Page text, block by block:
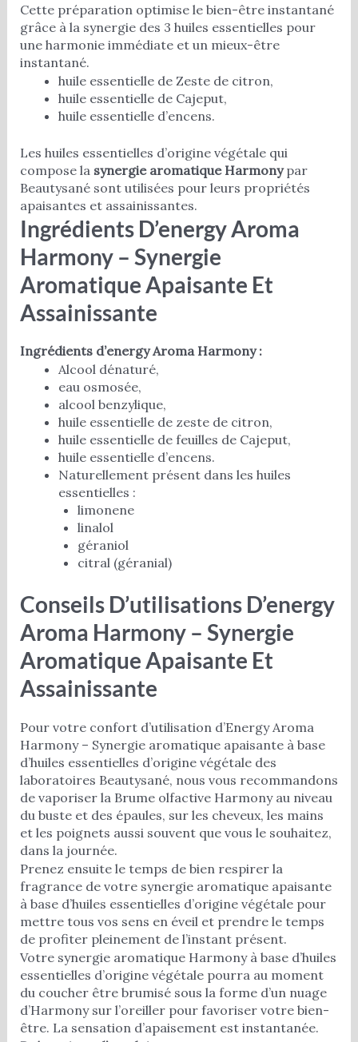
Cette préparation optimise le bien-être instantané
grâce à la synergie des 3 huiles essentielles pour
une harmonie immédiate et un mieux-être
instantané.
huile essentielle de Zeste de citron,
huile essentielle de Cajeput,
huile essentielle d’encens.
Les huiles essentielles d’origine végétale qui
compose la synergie aromatique Harmonypar
Beautysané sont utilisées pour leurs propriétés
apaisantes et assainissantes.
Ingrédients D’energy Aroma
Harmony – Synergie
Aromatique Apaisante Et
Assainissante
Ingrédients d’energy Aroma Harmony :
Alcool dénaturé,
eau osmosée,
alcool benzylique,
huile essentielle de zeste de citron,
huile essentielle de feuilles de Cajeput,
huile essentielle d’encens.
Naturellement présent dans les huiles
essentielles :
limonene
linalol
géraniol
citral (géranial)
Conseils D’utilisations D’energy
Aroma Harmony – Synergie
Aromatique Apaisante Et
Assainissante
Pour votre confort d’utilisation d’Energy Aroma
Harmony – Synergie aromatique apaisante à base
d’huiles essentielles d’origine végétale des
laboratoires Beautysané, nous vous recommandons
de vaporiser la Brume olfactive Harmony au niveau
du buste et des épaules, sur les cheveux, les mains
et les poignets aussi souvent que vous le souhaitez,
dans la journée.
Prenez ensuite le temps de bien respirer la
fragrance de votre synergie aromatique apaisante
à base d’huiles essentielles d’origine végétale pour
mettre tous vos sens en éveil et prendre le temps
de profiter pleinement de l’instant présent.
Votre synergie aromatique Harmony à base d’huiles
essentielles d’origine végétale pourra au moment
du coucher être brumisé sous la forme d’un nuage
d’Harmony sur l’oreiller pour favoriser votre bien-
être. La sensation d’apaisement est instantanée.